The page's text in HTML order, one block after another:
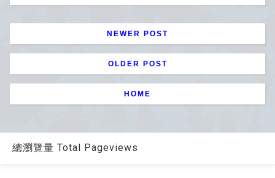
NEWER POST
OLDER POST
HOME
總瀏覽量 Total Pageviews